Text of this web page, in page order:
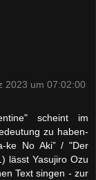
2023 um 07:02:00
scheint im
zu haben-
ke No Aki” / "Der
lässt Yasujiro Ozu
Text singen - zur